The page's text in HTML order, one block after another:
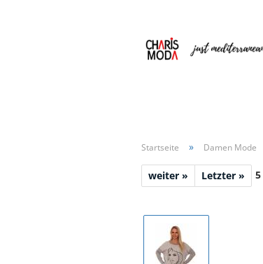
Startseite » Damen Mode
weiter » Letzter » 5